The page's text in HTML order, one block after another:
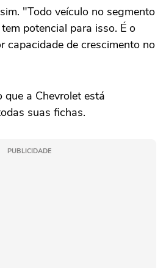
"Todo veículo no segmento
potencial para isso. É o
capacidade de crescimento no
que a Chevrolet está
suas fichas.
PUBLICIDADE